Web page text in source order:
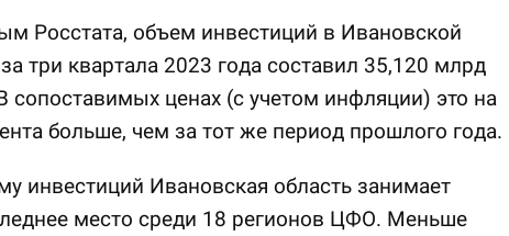
Росстата, объем инвестиций в Ивановской
три квартала 2023 года составил 35,120 млрд
сопоставимых ценах (с учетом инфляции) это на
больше, чем за тот же период прошлого года.
инвестиций Ивановская область занимает
место среди 18 регионов ЦФО. Меньше